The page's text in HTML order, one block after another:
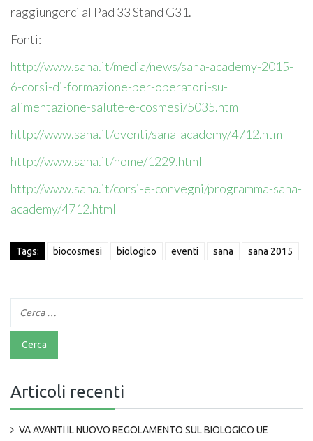
raggiungerci al Pad 33 Stand G31.
Fonti:
http://www.sana.it/media/news/sana-academy-2015-
6-corsi-di-formazione-per-operatori-su-
alimentazione-salute-e-cosmesi/5035.html
http://www.sana.it/eventi/sana-academy/4712.html
http://www.sana.it/home/1229.html
http://www.sana.it/corsi-e-convegni/programma-sana-
academy/4712.html
Tags: biocosmesi biologico eventi sana sana 2015
Articoli recenti
VA AVANTI IL NUOVO REGOLAMENTO SUL BIOLOGICO UE